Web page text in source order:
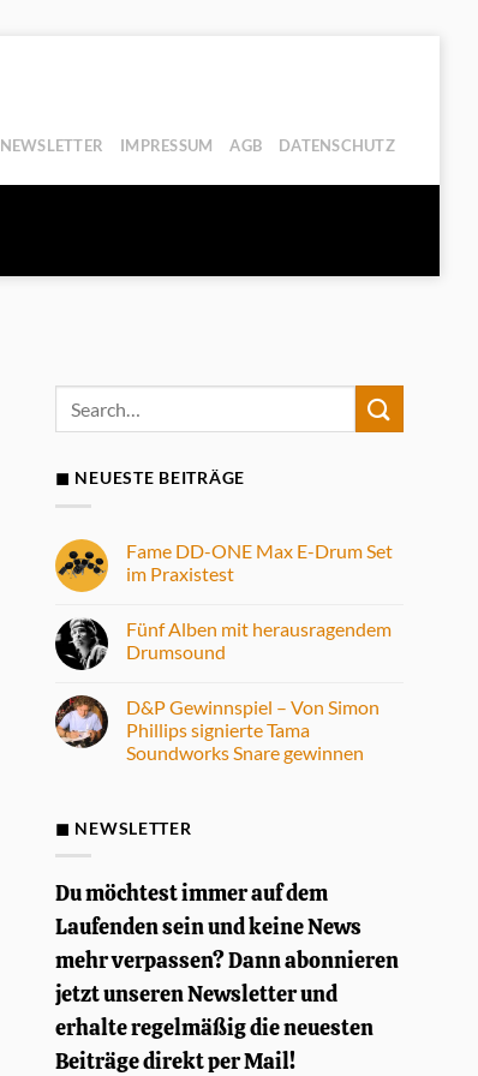
NEWSLETTER IMPRESSUM AGB DATENSCHUTZ
◼ NEUESTE BEITRÄGE
Fame DD-ONE Max E-Drum Set
im Praxistest
zu
Fame
DD-
E-
Drum
Set
im
Fünf Alben mit herausragendem
Drumsound
zu
Fünf
Alben
mit
D&P Gewinnspiel – Von Simon
Phillips signierte Tama
Soundworks Snare gewinnen
D&P
Gewinnspiel
Simon
Phillips
signierte
Tama
Snare
◼ NEWSLETTER
Du möchtest immer auf dem
Laufenden sein und keine News
mehr verpassen? Dann abonnieren
jetzt unseren Newsletter und
erhalte regelmäßig die neuesten
Beiträge direkt per Mail!